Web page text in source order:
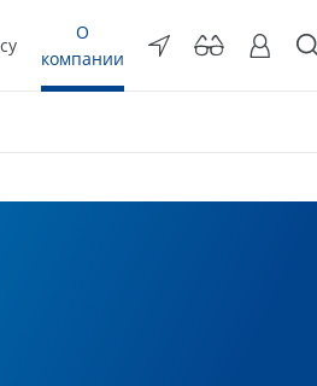
О
компании